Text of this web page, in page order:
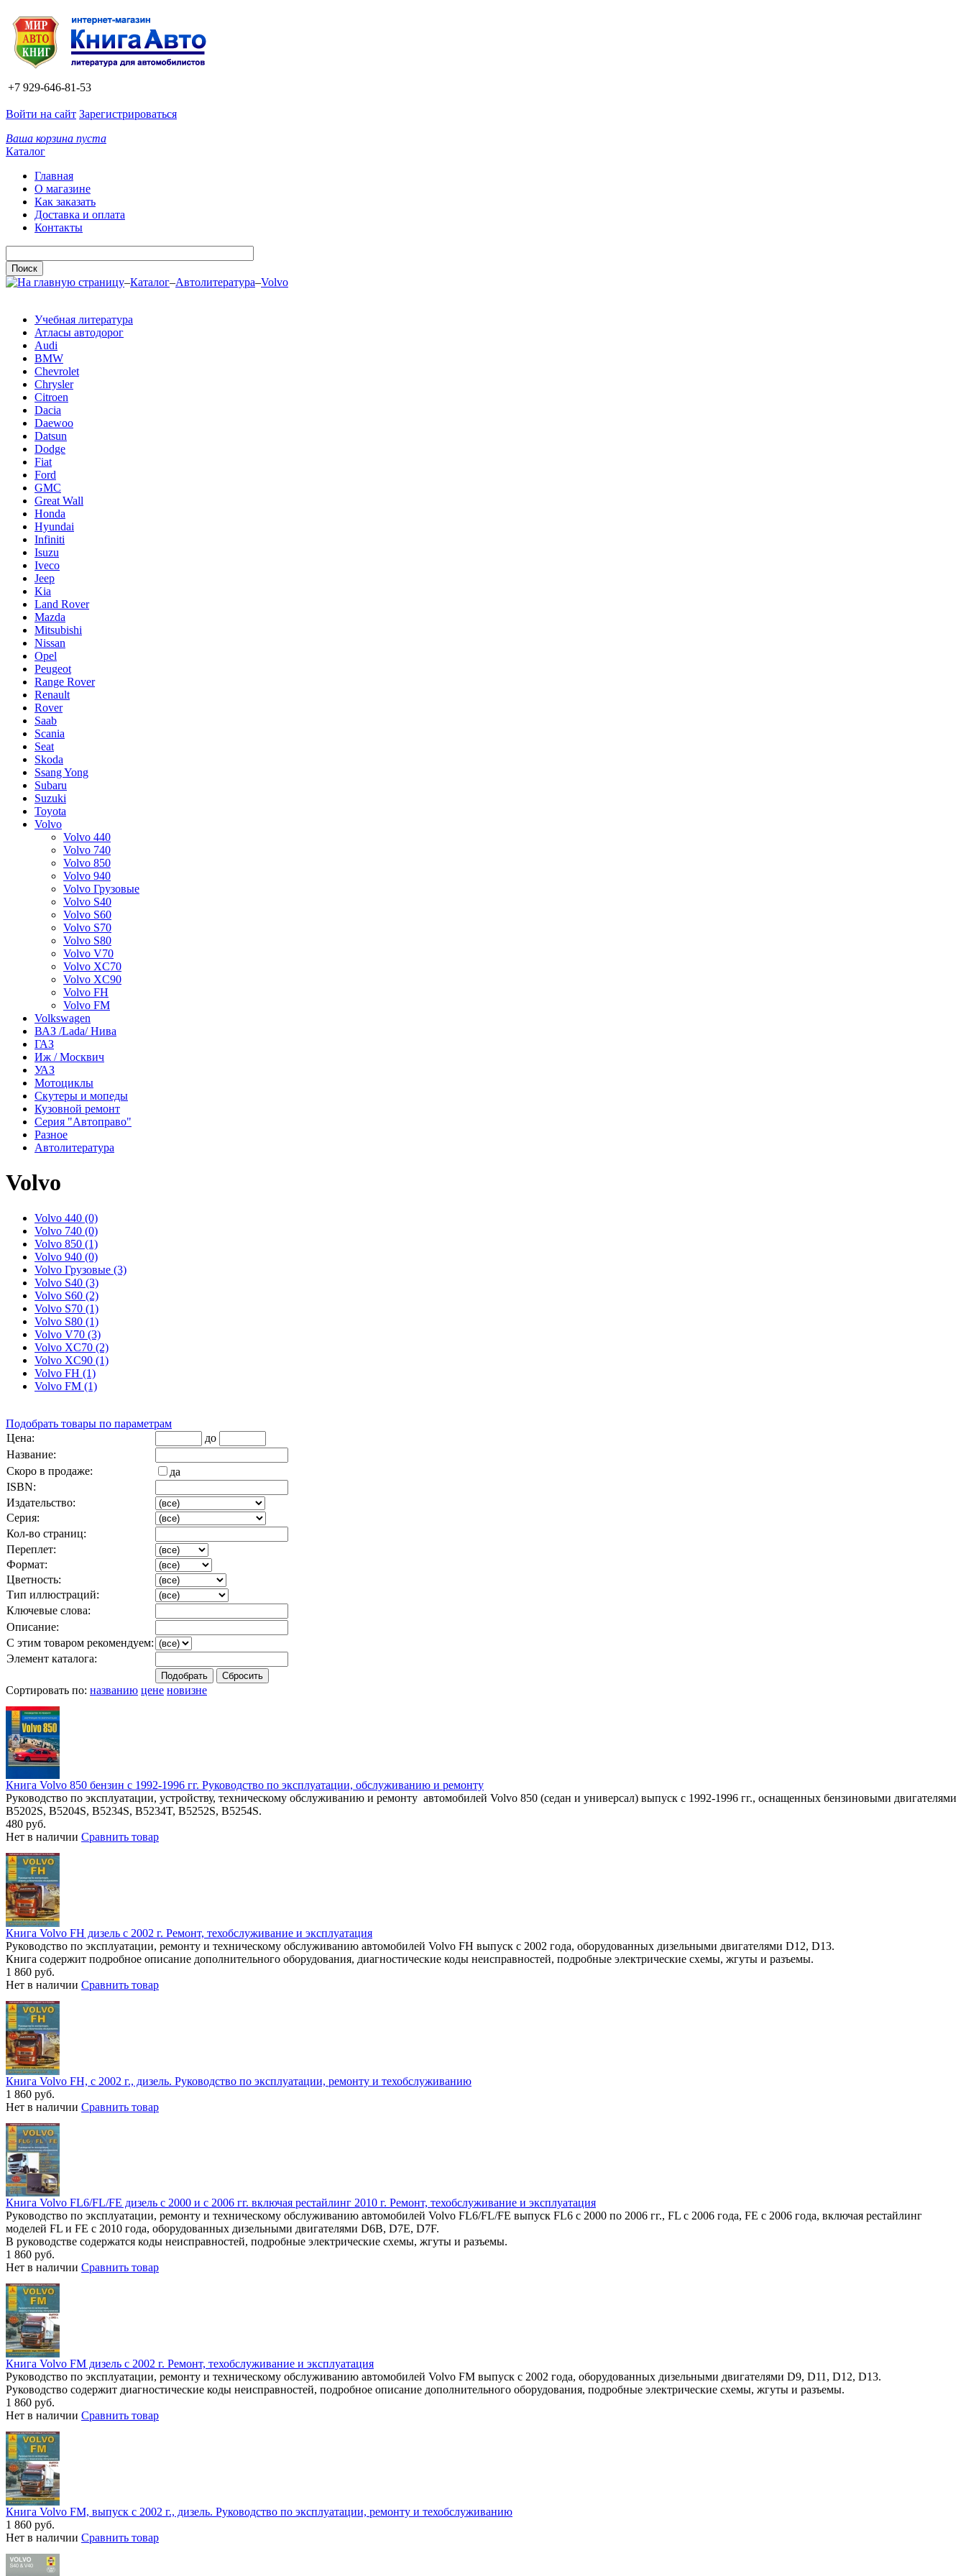
+7 929-646-81-53
Войти на сайт Зарегистрироваться
Ваша корзина пуста
Каталог
Главная
О магазине
Как заказать
Доставка и оплата
Контакты
–Каталог–Автолитература–Volvo
Учебная литература
Атласы автодорог
Audi
BMW
Chevrolet
Chrysler
Citroen
Dacia
Daewoo
Datsun
Dodge
Fiat
Ford
GMC
Great Wall
Honda
Hyundai
Infiniti
Isuzu
Iveco
Jeep
Kia
Land Rover
Mazda
Mitsubishi
Nissan
Opel
Peugeot
Range Rover
Renault
Rover
Saab
Scania
Seat
Skoda
Ssang Yong
Subaru
Suzuki
Toyota
Volvo
Volvo 440
Volvo 740
Volvo 850
Volvo 940
Volvo Грузовые
Volvo S40
Volvo S60
Volvo S70
Volvo S80
Volvo V70
Volvo XC70
Volvo XC90
Volvo FH
Volvo FM
Volkswagen
ВАЗ /Lada/ Нива
ГАЗ
Иж / Москвич
УАЗ
Мотоциклы
Скутеры и мопеды
Кузовной ремонт
Серия "Автоправо"
Разное
Автолитература
Volvo
Volvo 440 (0)
Volvo 740 (0)
Volvo 850 (1)
Volvo 940 (0)
Volvo Грузовые (3)
Volvo S40 (3)
Volvo S60 (2)
Volvo S70 (1)
Volvo S80 (1)
Volvo V70 (3)
Volvo XC70 (2)
Volvo XC90 (1)
Volvo FH (1)
Volvo FM (1)
Подобрать товары по параметрам
Цена:
до
Название:
Скоро в продаже:
да
ISBN:
Издательство:
Серия:
Кол-во страниц:
Переплет:
Формат:
Цветность:
Тип иллюстраций:
Ключевые слова:
Описание:
С этим товаром рекомендуем:
Элемент каталога:
Сортировать по: названию цене новизне
Книга Volvo 850 бензин с 1992-1996 гг. Руководство по эксплуатации, обслуживанию и ремонту
Руководство по эксплуатации, устройству, техническому обслуживанию и ремонту автомобилей Volvo 850 (седан и универсал) выпуск с 1992-1996 гг., оснащенных бензиновыми двигателями
B5202S, B5204S, B5234S, B5234T, B5252S, B5254S.
480 руб.
Нет в наличии Сравнить товар
Книга Volvo FH дизель с 2002 г. Ремонт, техобслуживание и эксплуатация
Руководство по эксплуатации, ремонту и техническому обслуживанию автомобилей Volvo FH выпуск с 2002 года, оборудованных дизельными двигателями D12, D13.
Книга содержит подробное описание дополнительного оборудования, диагностические коды неисправностей, подробные электрические схемы, жгуты и разъемы.
1 860 руб.
Нет в наличии Сравнить товар
Книга Volvo FH, с 2002 г., дизель. Руководство по эксплуатации, ремонту и техобслуживанию
1 860 руб.
Нет в наличии Сравнить товар
Книга Volvo FL6/FL/FE дизель с 2000 и с 2006 гг. включая рестайлинг 2010 г. Ремонт, техобслуживание и эксплуатация
Руководство по эксплуатации, ремонту и техническому обслуживанию автомобилей Volvo FL6/FL/FE выпуск FL6 c 2000 по 2006 гг., FL c 2006 года, FE c 2006 года, включая рестайлинг
моделей FL и FE с 2010 года, оборудованных дизельными двигателями D6B, D7E, D7F.
В руководстве содержатся коды неисправностей, подробные электрические схемы, жгуты и разъемы.
1 860 руб.
Нет в наличии Сравнить товар
Книга Volvo FM дизель с 2002 г. Ремонт, техобслуживание и эксплуатация
Руководство по эксплуатации, ремонту и техническому обслуживанию автомобилей Volvo FM выпуск с 2002 года, оборудованных дизельными двигателями D9, D11, D12, D13.
Руководство содержит диагностические коды неисправностей, подробное описание дополнительного оборудования, подробные электрические схемы, жгуты и разъемы.
1 860 руб.
Нет в наличии Сравнить товар
Книга Volvo FM, выпуск с 2002 г., дизель. Руководство по эксплуатации, ремонту и техобслуживанию
1 860 руб.
Нет в наличии Сравнить товар